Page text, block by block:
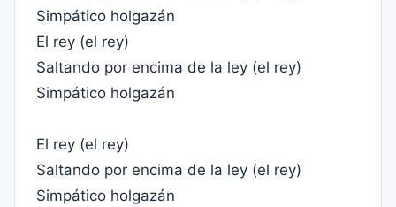
Simpático holgazán
El rey (el rey)
Saltando por encima de la ley (el rey)
Simpático holgazán
El rey (el rey)
Saltando por encima de la ley (el rey)
Simpático holgazán